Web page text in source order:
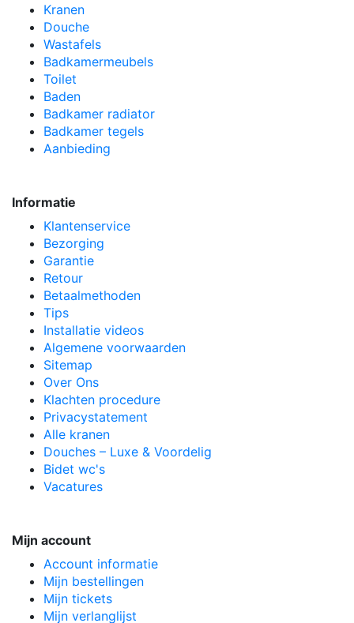
Kranen
Douche
Wastafels
Badkamermeubels
Toilet
Baden
Badkamer radiator
Badkamer tegels
Aanbieding
Informatie
Klantenservice
Bezorging
Garantie
Retour
Betaalmethoden
Tips
Installatie videos
Algemene voorwaarden
Sitemap
Over Ons
Klachten procedure
Privacystatement
Alle kranen
Douches – Luxe & Voordelig
Bidet wc's
Vacatures
Mijn account
Account informatie
Mijn bestellingen
Mijn tickets
Mijn verlanglijst